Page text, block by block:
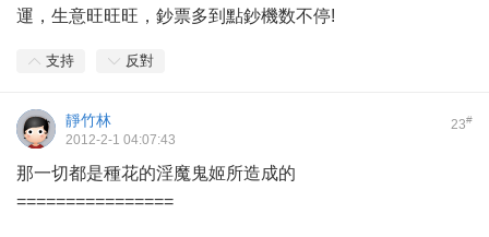
運，生意旺旺旺，鈔票多到點鈔機数不停!
支持 反對
23#
靜竹林
2012-2-1 04:07:43
那一切都是種花的淫魔鬼姬所造成的
================